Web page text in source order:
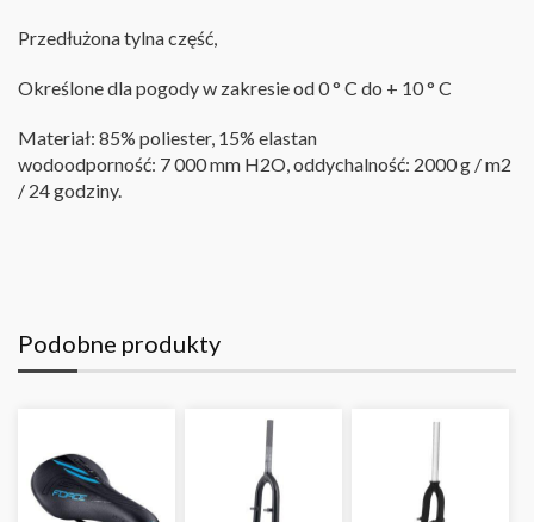
Przedłużona tylna część,
Określone dla pogody w zakresie od 0 ° C do + 10 ° C
Materiał: 85% poliester, 15% elastan
wodoodporność: 7 000 mm H2O, oddychalność: 2000 g / m2
/ 24 godziny.
Podobne produkty